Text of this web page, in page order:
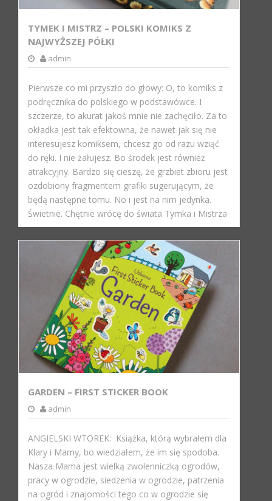
TYMEK I MISTRZ – POLSKI KOMIKS Z
NAJWYŻSZEJ PÓŁKI
admin
Pierwsze co mi przyszło do głowy: O, to komiks z
podręcznika do polskiego w podstawówce. I
szczerze, to akurat jakoś mnie nie zachęciło. Za to
okładka jest tak efektowna, że nawet jak się nie
interesujesz komiksem, chcesz go od razu wziąć
do ręki. I nie żałujesz. Bo środek jest również
atrakcyjny. Bardzo się cieszę, że grzbiet zbioru jest
ozdobiony fragmentem grafiki sugerującym, że
będą następne tomu. No i jest na nim jedynka.
Świetnie. Chętnie wrócę do świata Tymka i Mistrza
GARDEN – FIRST STICKER BOOK
admin
ANGIELSKI WTOREK: Książka, którą wybrałem dla
Klary i Mamy, bo wiedziałem, że im się spodoba.
Nasza Mama jest wielką zwolenniczką ogrodów,
pracy w ogrodzie, siedzenia w ogrodzie, patrzenia
na ogród i znajomości tego co w ogrodzie się